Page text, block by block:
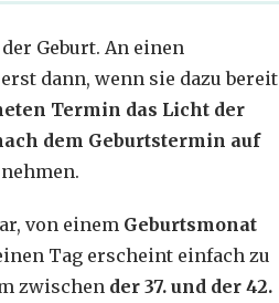
Geburt. An einen
dann, wenn sie dazu bereit
Termin das Licht der
dem Geburtstermin auf
von einem Geburtsmonat
Tag erscheint einfach zu
zwischen der 37. und der 42.